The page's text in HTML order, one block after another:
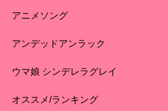
アニメソング
アンデッドアンラック
ウマ娘 シンデレラグレイ
オススメ/ランキング